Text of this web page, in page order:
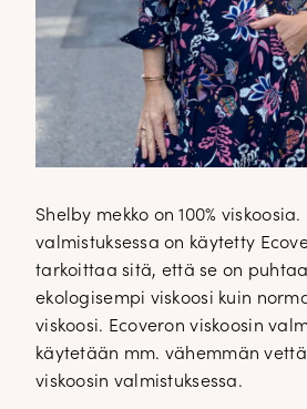
Shelby mekko on 100% viskoosia.
valmistuksessa on käytetty
tarkoittaa sitä, että se on
ekologisempi viskoosi kuin
viskoosi. Ecoveron viskoosin
käytetään mm. vähemmän
viskoosin valmistuksessa.